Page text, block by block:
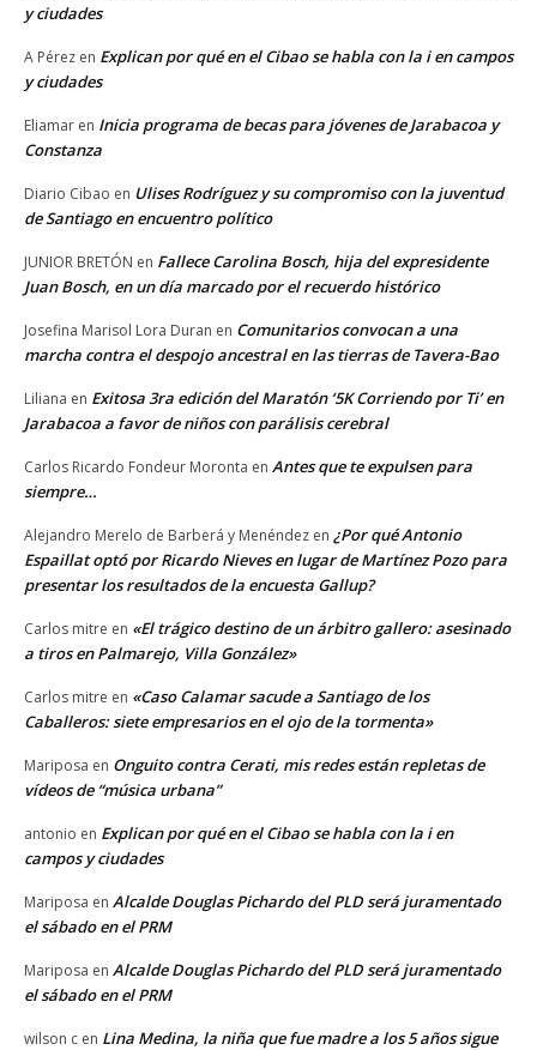
y ciudades
A Pérez en Explican por qué en el Cibao se habla con la i en campos
y ciudades
Eliamar en Inicia programa de becas para jóvenes de Jarabacoa y
Constanza
Diario Cibao en Ulises Rodríguez y su compromiso con la juventud
de Santiago en encuentro político
JUNIOR BRETÓN en Fallece Carolina Bosch, hija del expresidente
Juan Bosch, en un día marcado por el recuerdo histórico
Josefina Marisol Lora Duran en Comunitarios convocan a una
marcha contra el despojo ancestral en las tierras de Tavera-Bao
Liliana en Exitosa 3ra edición del Maratón ‘5K Corriendo por Ti’ en
Jarabacoa a favor de niños con parálisis cerebral
Carlos Ricardo Fondeur Moronta en Antes que te expulsen para
siempre…
Alejandro Merelo de Barberá y Menéndez en ¿Por qué Antonio
Espaillat optó por Ricardo Nieves en lugar de Martínez Pozo para
presentar los resultados de la encuesta Gallup?
Carlos mitre en «El trágico destino de un árbitro gallero: asesinado
a tiros en Palmarejo, Villa González»
Carlos mitre en «Caso Calamar sacude a Santiago de los
Caballeros: siete empresarios en el ojo de la tormenta»
Mariposa en Onguito contra Cerati, mis redes están repletas de
vídeos de “música urbana”
antonio en Explican por qué en el Cibao se habla con la i en
campos y ciudades
Mariposa en Alcalde Douglas Pichardo del PLD será juramentado
el sábado en el PRM
Mariposa en Alcalde Douglas Pichardo del PLD será juramentado
el sábado en el PRM
wilson c en Lina Medina, la niña que fue madre a los 5 años sigue